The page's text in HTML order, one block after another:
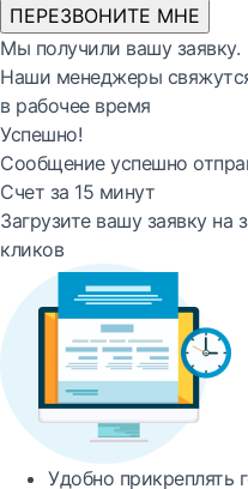
ПЕРЕЗВОНИТЕ МНЕ
Мы получили вашу заявку.
Наши менеджеры
в рабочее время
Успешно!
Сообщение успешно
Счет за 15 минут
Загрузите вашу заявку на
кликов
Удобно прикреплять